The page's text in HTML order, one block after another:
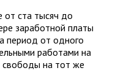
от ста тысяч до
заработной платы
период от одного
работами на
свободы на тот же